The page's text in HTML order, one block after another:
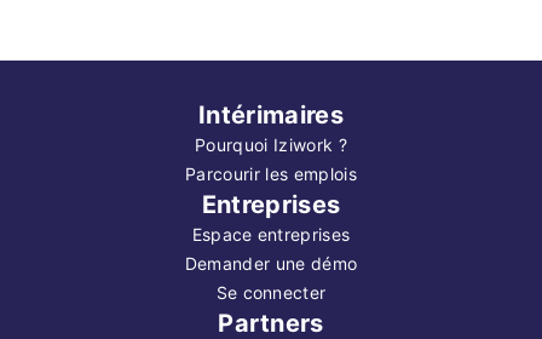
Intérimaires
Pourquoi Iziwork ?
Parcourir les emplois
Entreprises
Espace entreprises
Demander une démo
Se connecter
Partners